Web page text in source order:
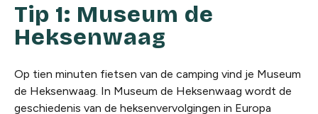
Tip 1: Museum de
Heksenwaag
Op tien minuten fietsen van de camping vind je Museum
de Heksenwaag. In Museum de Heksenwaag wordt de
geschiedenis van de heksenvervolgingen in Europa